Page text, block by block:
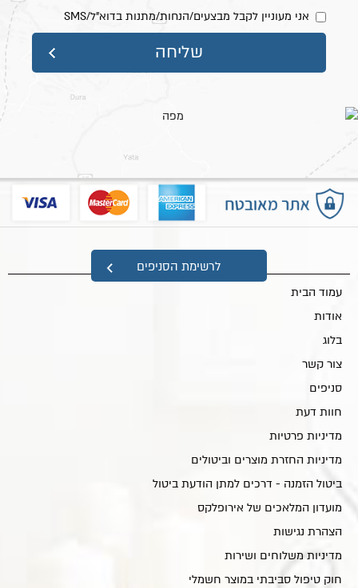
אני מעוניין לקבל מבצעים/הנחות/מתנות בדוא"ל/SMS
לרשימת הסניפים
מפת אתר
עמוד הבית
אודות
בלוג
צור קשר
סניפים
חוות דעת
מדיניות פרטיות
מדיניות החזרת מוצרים וביטולים
ביטול הזמנה - דרכים למתן הודעת ביטול
מועדון המלאכים של אירופלקס
הצהרת נגישות
מדיניות משלוחים ושירות
חוק טיפול סביבתי במוצר חשמלי